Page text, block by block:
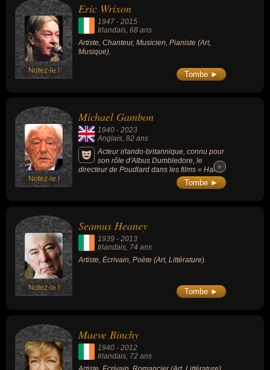
Notez-le !
Eric Wrixon
1947 - 2015
Irlandais, 68 ans
Artiste, Chanteur, Musicien, Pianiste (Art,
Musique).
Tombe ►
Notez-le !
Michael Gambon
1940 - 2023
Anglais, 82 ans
Acteur irlando-britannique, connu pour
son rôle d'Albus Dumbledore, le
directeur de Poudlard dans les films « Harry
Potter » (à partir du troisième volet, « Harry
Potter et le Prisonnier d'Azkaban » (2004),
+
+
Tombe ►
Notez-le !
Seamus Heaney
1939 - 2013
Irlandais, 74 ans
Artiste, Écrivain, Poète (Art, Littérature).
Tombe ►
Maeve Binchy
1940 - 2012
Irlandais , 72 ans